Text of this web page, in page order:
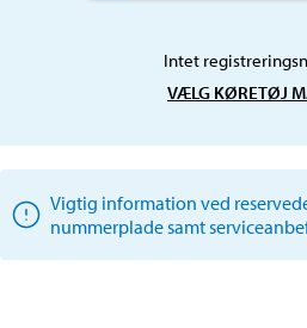
Intet
VÆLG KØRETØJ
Vigtig information ved
nummerplade samt